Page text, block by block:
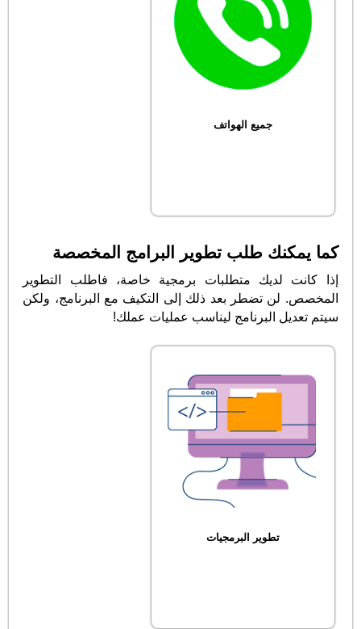
جميع الهواتف
كما يمكنك طلب تطوير البرامج المخصصة
إذا كانت لديك متطلبات برمجية خاصة، فاطلب التطوير
المخصص. لن تضطر بعد ذلك إلى التكيف مع البرنامج، ولكن
سيتم تعديل البرنامج ليناسب عمليات عملك!
تطوير البرمجيات